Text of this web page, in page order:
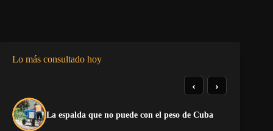
Lo más consultado hoy
La espalda que no puede con el peso de Cuba
‹ ›